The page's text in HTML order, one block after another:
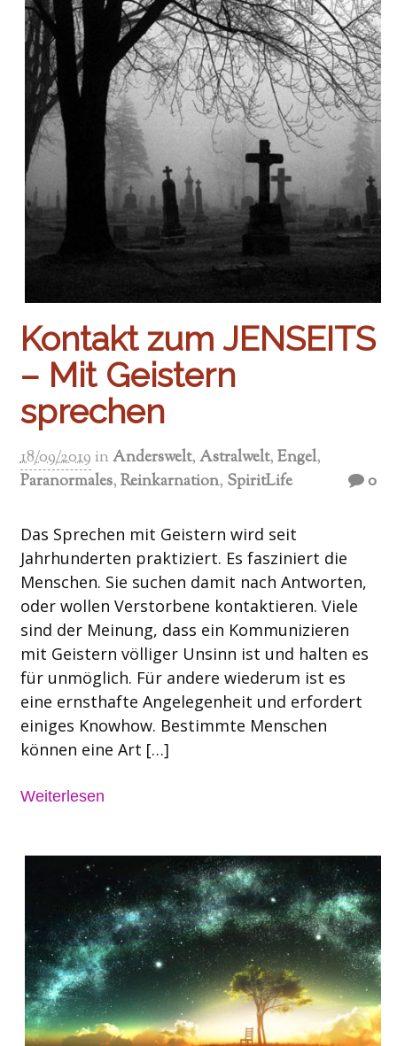
Kontakt zum JENSEITS
– Mit Geistern
sprechen
18/09/2019 inAnderswelt,Astralwelt,Engel,
Paranormales,Reinkarnation, SpiritLife 0
Das Sprechen mit Geistern wird seit
Jahrhunderten praktiziert. Es fasziniert die
Menschen. Sie suchen damit nach Antworten,
oder wollen Verstorbene kontaktieren. Viele
sind der Meinung, dass ein Kommunizieren
mit Geistern völliger Unsinn ist und halten es
für unmöglich. Für andere wiederum ist es
eine ernsthafte Angelegenheit und erfordert
einiges Knowhow. Bestimmte Menschen
können eine Art […]
Weiterlesen